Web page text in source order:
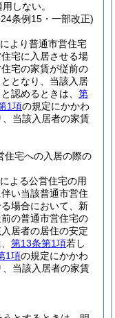
しない。
条例15・一部改正)
より普通市営住宅
宅に入居させる場
宅の家賃が従前の
となり、当該入居
認めるときは、 第
1項の規定にかかわ
当該入居者の家賃
住宅への入居の際の
よる公営住宅の用
い当該普通市営住
場合において、新
の普通市営住宅の
居者の居住の安定
第13条第1項若し
1項の規定にかかわ
当該入居者の家賃